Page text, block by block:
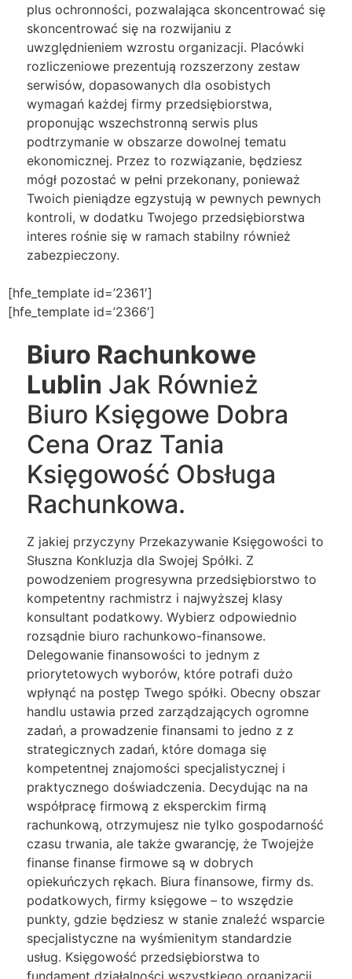
plus ochronności, pozwalająca skoncentrować się
skoncentrować się na rozwijaniu z
uwzględnieniem wzrostu organizacji. Placówki
rozliczeniowe prezentują rozszerzony zestaw
serwisów, dopasowanych dla osobistych
wymagań każdej firmy przedsiębiorstwa,
proponując wszechstronną serwis plus
podtrzymanie w obszarze dowolnej tematu
ekonomicznej. Przez to rozwiązanie, będziesz
mógł pozostać w pełni przekonany, ponieważ
Twoich pieniądze egzystują w pewnych pewnych
kontroli, w dodatku Twojego przedsiębiorstwa
interes rośnie się w ramach stabilny również
zabezpieczony.
[hfe_template id=’2361′]
[hfe_template id=’2366′]
Biuro Rachunkowe
Lublin Jak Również
Biuro Księgowe Dobra
Cena Oraz Tania
Księgowość Obsługa
Rachunkowa.
Z jakiej przyczyny Przekazywanie Księgowości to
Słuszna Konkluzja dla Swojej Spółki. Z
powodzeniem progresywna przedsiębiorstwo to
kompetentny rachmistrz i najwyższej klasy
konsultant podatkowy. Wybierz odpowiednio
rozsądnie biuro rachunkowo-finansowe.
Delegowanie finansowości to jednym z
priorytetowych wyborów, które potrafi dużo
wpłynąć na postęp Twego spółki. Obecny obszar
handlu ustawia przed zarządzających ogromne
zadań, a prowadzenie finansami to jedno z z
strategicznych zadań, które domaga się
kompetentnej znajomości specjalistycznej i
praktycznego doświadczenia. Decydując na na
współpracę firmową z eksperckim firmą
rachunkową, otrzymujesz nie tylko gospodarność
czasu trwania, ale także gwarancję, że Twojejże
finanse finanse firmowe są w dobrych
opiekuńczych rękach. Biura finansowe, firmy ds.
podatkowych, firmy księgowe – to wszędzie
punkty, gdzie będziesz w stanie znaleźć wsparcie
specjalistyczne na wyśmienitym standardzie
usług. Księgowość przedsiębiorstwa to